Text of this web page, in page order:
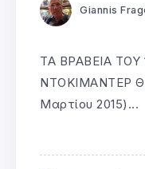
Giannis
ΤΑ ΒΡΑΒΕΙΑ ΤΟΥ
ΝΤΟΚΙΜΑΝΤΕΡ
Μαρτίου 2015)...